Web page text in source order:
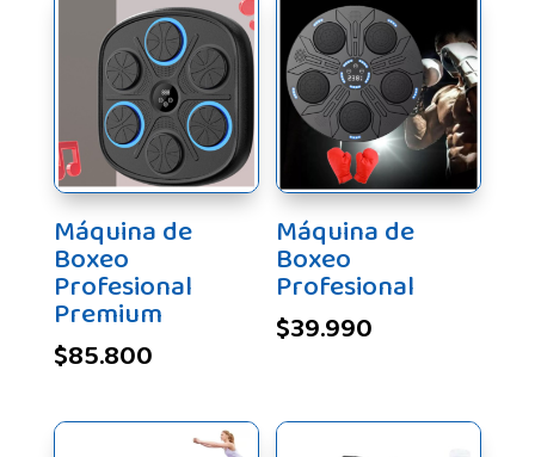
Máquina de
Boxeo
Profesional
Premium
$85.800
Máquina de
Boxeo
Profesional
$39.990